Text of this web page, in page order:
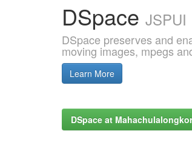
DSpace JSPUI
DSpace preserves and
moving images, mpegs
Learn More
DSpace at